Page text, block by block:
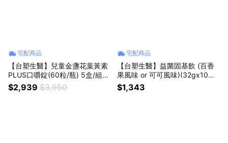
宅配商品
【台塑生醫】兒童金盞花葉黃素
PLUS口嚼錠(60粒/瓶) 5盒/組｜
七夕｜生日禮物｜獅子座｜父親
節｜保健｜好朋友｜喜歡你｜暖
$2,939 $3,950
宅配商品
【台塑生醫】益菌固基飲 (百香
果風味 or 可可風味)(32gx10包/
盒) 2盒/組｜七夕｜生日禮物｜
獅子座｜父親節｜勞動節｜保健
$1,343